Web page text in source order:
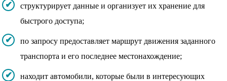
структурирует данные и организует их хранение для
быстрого доступа;
по запросу предоставляет маршрут движения заданного
транспорта и его последнее местонахождение;
находит автомобили, которые были в интересующих